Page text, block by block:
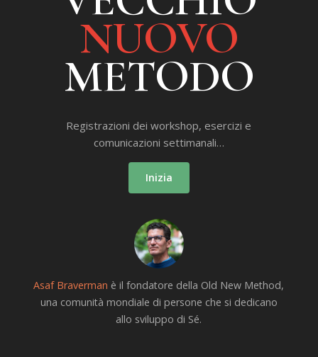
NUOVO
METODO
Registrazioni dei workshop, esercizi e
comunicazioni settimanali…
Inizia
Asaf Braverman è il fondatore della Old New Method,
una comunità mondiale di persone che si dedicano
allo sviluppo di Sé.